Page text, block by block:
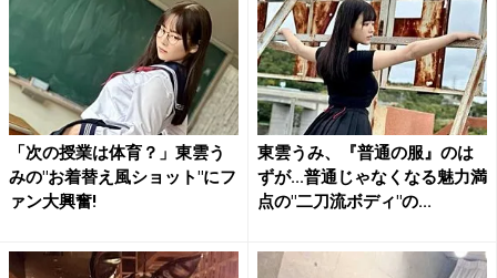
「次の授業は体育？」東雲う
みの"お着替え風ショット"にフ
ァン大興奮!
東雲うみ、『普通の服』のは
ずが...普通じゃなくなる魅力満
点の"二刀流ボディ"の...